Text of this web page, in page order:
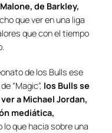
de Barkley,
que ver en una liga
que con el tiempo
de los Bulls ese
“Magic”, los Bulls se
a Michael Jordan,
mediática,
lo que hacia sobre una